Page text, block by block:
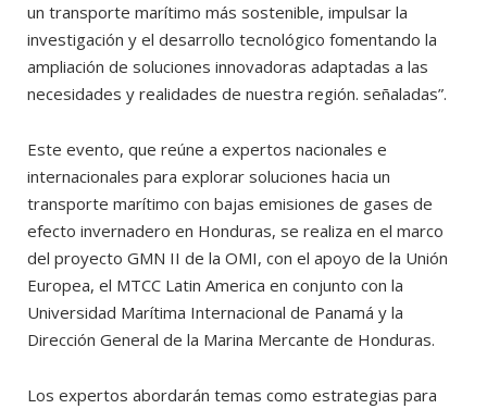
un transporte marítimo más sostenible, impulsar la
investigación y el desarrollo tecnológico fomentando la
ampliación de soluciones innovadoras adaptadas a las
necesidades y realidades de nuestra región. señaladas”.
Este evento, que reúne a expertos nacionales e
internacionales para explorar soluciones hacia un
transporte marítimo con bajas emisiones de gases de
efecto invernadero en Honduras, se realiza en el marco
del proyecto GMN II de la OMI, con el apoyo de la Unión
Europea, el MTCC Latin America en conjunto con la
Universidad Marítima Internacional de Panamá y la
Dirección General de la Marina Mercante de Honduras.
Los expertos abordarán temas como estrategias para